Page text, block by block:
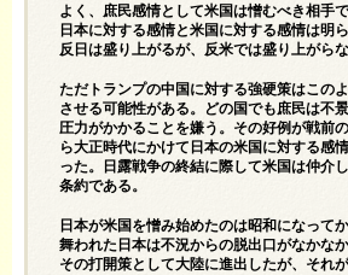
よく、庶民感情として米国は憎むべき相手
日本に対する感情と米国に対する感情は明
反日は盛り上がるが、反米では盛り上がらな
ただトランプの中国に対する強硬策はこの
させる可能性がある。どの国でも庶民は不
圧力がかかることを嫌う。その好例が戦前
ら大正時代にかけて日本の米国に対する感
った。日露戦争の終結に際して米国は仲介
条約である。
日本が米国を憎み始めたのは昭和になって
舞われた日本は不況からの脱出口がなかな
その打開策として大陸に進出したが、それ